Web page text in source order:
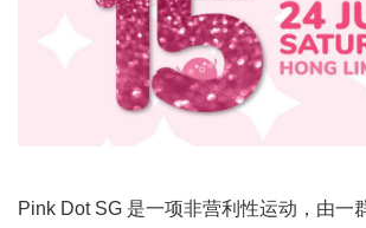
Pink Dot SG 是一项非营利性运动，由一